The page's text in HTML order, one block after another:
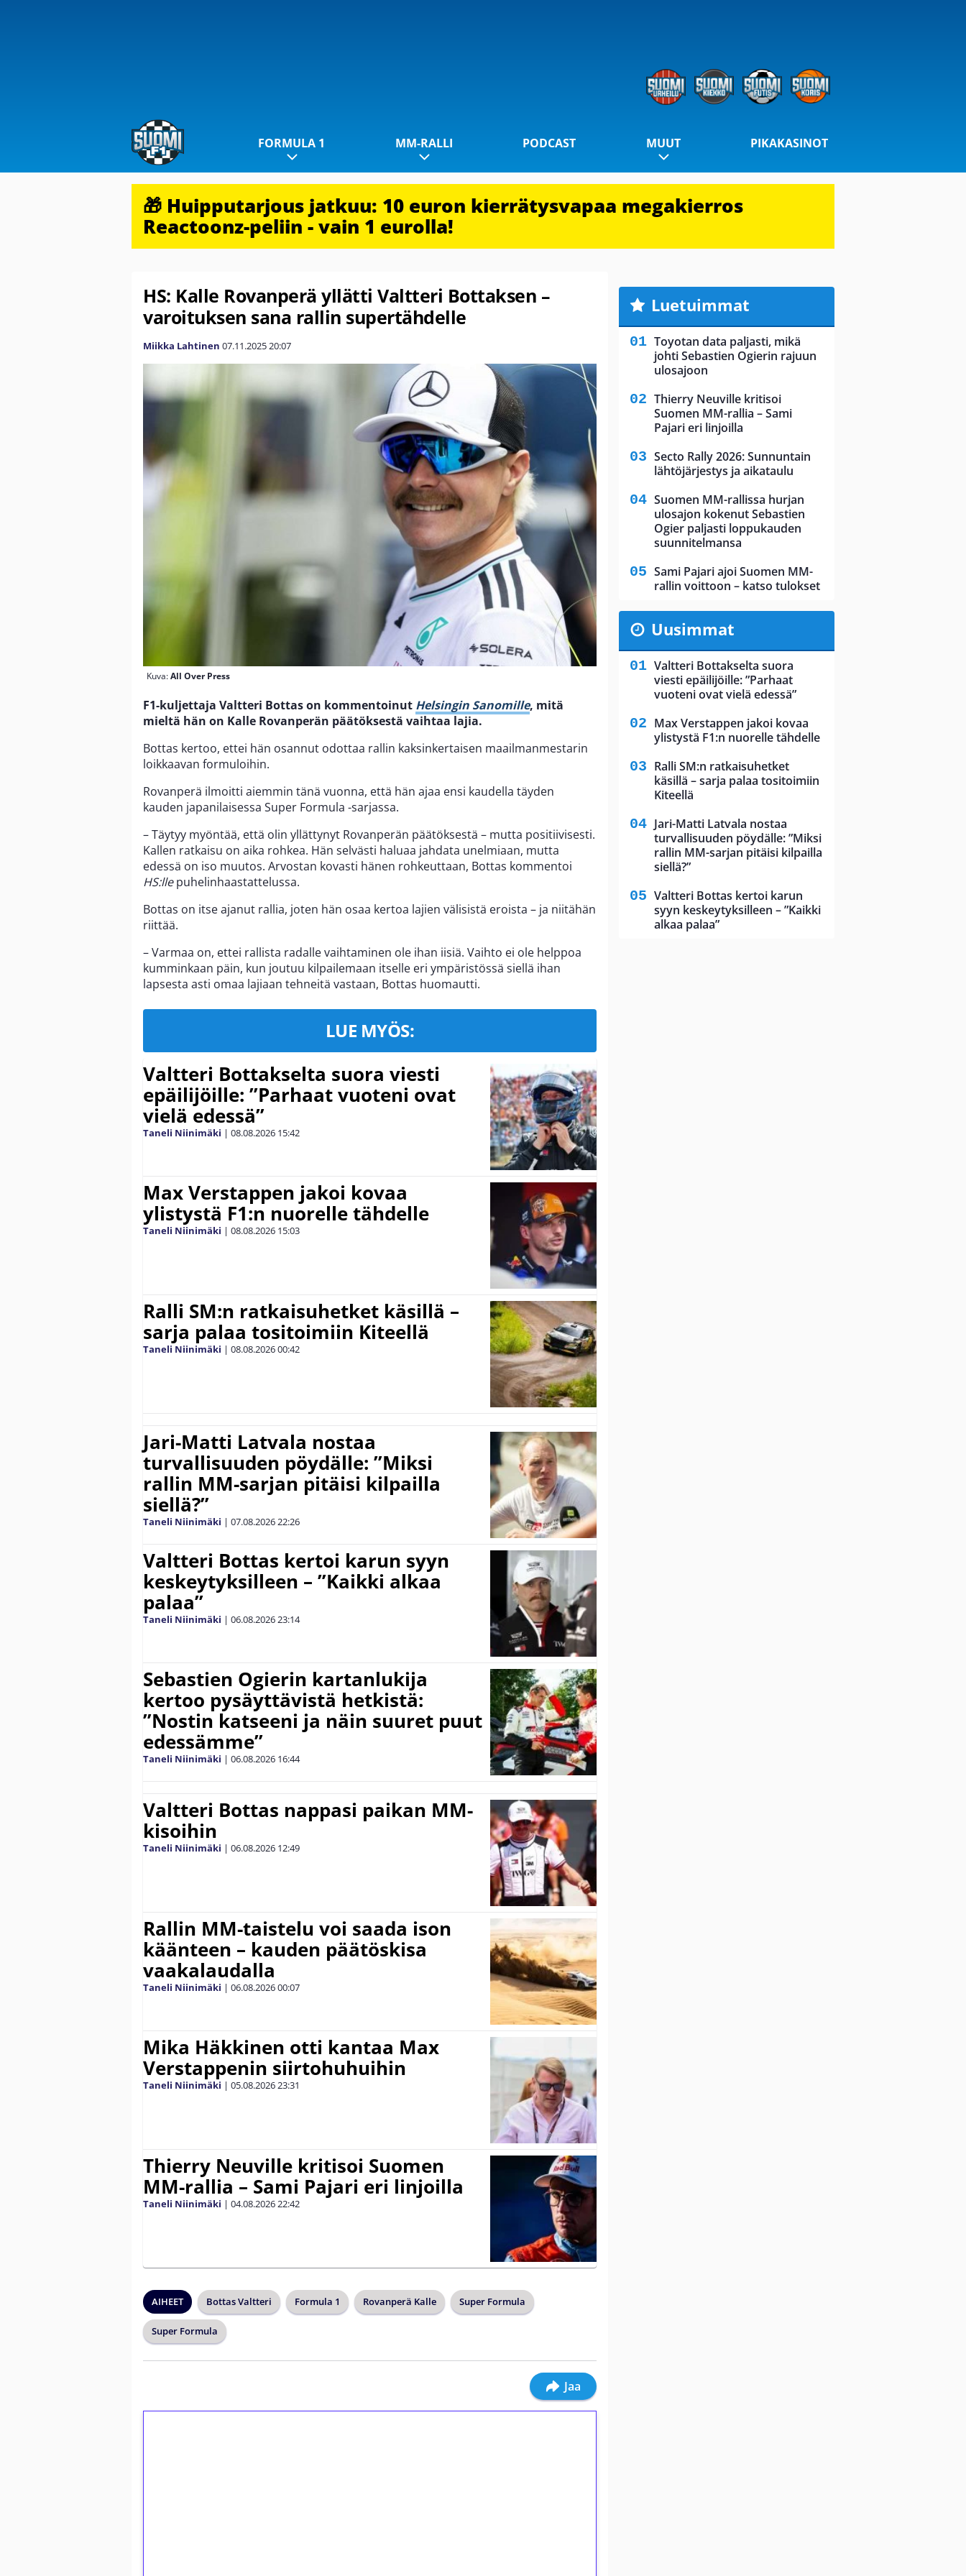
FORMULA 1 MM-RALLI PODCAST MUUT PIKAKASINOT
🎁 Huipputarjous jatkuu: 10 euron kierrätysvapaa megakierros
Reactoonz-peliin - vain 1 eurolla!
HS: Kalle Rovanperä yllätti Valtteri Bottaksen –
varoituksen sana rallin supertähdelle
Miikka Lahtinen 07.11.202520:07
Kuva:All Over Press
F1-kuljettaja Valtteri Bottas on kommentoinut Helsingin Sanomille, mitä
mieltä hän on Kalle Rovanperän päätöksestä vaihtaa lajia.
Bottas kertoo, ettei hän osannut odottaa rallin kaksinkertaisen maailmanmestarin
loikkaavan formuloihin.
Rovanperä ilmoitti aiemmin tänä vuonna, että hän ajaa ensi kaudella täyden
kauden japanilaisessa Super Formula -sarjassa.
– Täytyy myöntää, että olin yllättynyt Rovanperän päätöksestä – mutta positiivisesti.
Kallen ratkaisu on aika rohkea. Hän selvästi haluaa jahdata unelmiaan, mutta
edessä on iso muutos. Arvostan kovasti hänen rohkeuttaan, Bottas kommentoi
HS:llepuhelinhaastattelussa.
Bottas on itse ajanut rallia, joten hän osaa kertoa lajien välisistä eroista – ja niitähän
riittää.
– Varmaa on, ettei rallista radalle vaihtaminen ole ihan iisiä. Vaihto ei ole helppoa
kumminkaan päin, kun joutuu kilpailemaan itselle eri ympäristössä siellä ihan
lapsesta asti omaa lajiaan tehneitä vastaan, Bottas huomautti.
LUE MYÖS:
Valtteri Bottakselta suora viesti
epäilijöille: ”Parhaat vuoteni ovat
vielä edessä”
Taneli Niinimäki | 08.08.2026 15:42
Max Verstappen jakoi kovaa
ylistystä F1:n nuorelle tähdelle
Taneli Niinimäki | 08.08.2026 15:03
Ralli SM:n ratkaisuhetket käsillä –
sarja palaa tositoimiin Kiteellä
Taneli Niinimäki | 08.08.202600:42
Jari-Matti Latvala nostaa
turvallisuuden pöydälle: ”Miksi
rallin MM-sarjan pitäisi kilpailla
siellä?”
Taneli Niinimäki | 07.08.202622:26
Valtteri Bottas kertoi karun syyn
keskeytyksilleen – ”Kaikki alkaa
palaa”
Taneli Niinimäki | 06.08.202623:14
Sebastien Ogierin kartanlukija
kertoo pysäyttävistä hetkistä:
”Nostin katseeni ja näin suuret puut
edessämme”
Taneli Niinimäki | 06.08.2026 16:44
Valtteri Bottas nappasi paikan MM-
kisoihin
Taneli Niinimäki | 06.08.2026 12:49
Rallin MM-taistelu voi saada ison
käänteen – kauden päätöskisa
vaakalaudalla
Taneli Niinimäki | 06.08.202600:07
Mika Häkkinen otti kantaa Max
Verstappenin siirtohuhuihin
Taneli Niinimäki | 05.08.202623:31
Thierry Neuville kritisoi Suomen
MM-rallia – Sami Pajari eri linjoilla
Taneli Niinimäki | 04.08.202622:42
AIHEET Bottas Valtteri Formula 1 Rovanperä Kalle Super Formula
Super Formula
Jaa
Luetuimmat
Toyotan data paljasti, mikä
johti Sebastien Ogierin rajuun
ulosajoon
Thierry Neuville kritisoi
Suomen MM-rallia – Sami
Pajari eri linjoilla
Secto Rally 2026: Sunnuntain
lähtöjärjestys ja aikataulu
Suomen MM-rallissa hurjan
ulosajon kokenut Sebastien
Ogier paljasti loppukauden
suunnitelmansa
Sami Pajari ajoi Suomen MM-
rallin voittoon – katso tulokset
Uusimmat
Valtteri Bottakselta suora
viesti epäilijöille: ”Parhaat
vuoteni ovat vielä edessä”
Max Verstappen jakoi kovaa
ylistystä F1:n nuorelle tähdelle
Ralli SM:n ratkaisuhetket
käsillä – sarja palaa tositoimiin
Kiteellä
Jari-Matti Latvala nostaa
turvallisuuden pöydälle: ”Miksi
rallin MM-sarjan pitäisi kilpailla
siellä?”
Valtteri Bottas kertoi karun
syyn keskeytyksilleen – ”Kaikki
alkaa palaa”